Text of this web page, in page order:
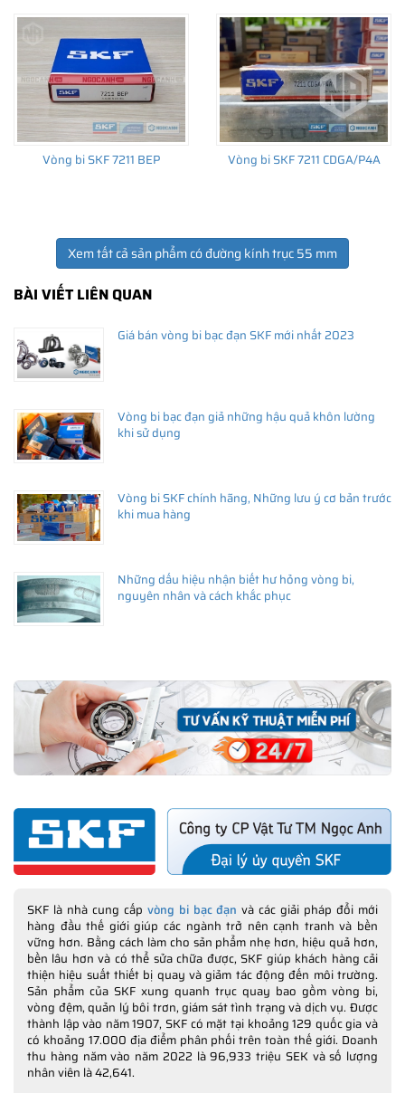
Vòng bi SKF 7211 BEP Vòng bi SKF 7211 CDGA/P4A
Xem tất cả sản phẩm có đường kính trục 55 mm
BÀI VIẾT LIÊN QUAN
Giá bán vòng bi bạc đạn SKF mới nhất 2023
Vòng bi bạc đạn giả những hậu quả khôn lường
khi sử dụng
Vòng bi SKF chính hãng, Những lưu ý cơ bản trước
khi mua hàng
Những dấu hiệu nhận biết hư hỏng vòng bi,
nguyên nhân và cách khắc phục
SKF là nhà cung cấp vòng bi bạc đạn và các giải pháp đổi mới
hàng đầu thế giới giúp các ngành trở nên cạnh tranh và bền
vững hơn. Bằng cách làm cho sản phẩm nhẹ hơn, hiệu quả hơn,
bền lâu hơn và có thể sửa chữa được, SKF giúp khách hàng cải
thiện hiệu suất thiết bị quay và giảm tác động đến môi trường.
Sản phẩm của SKF xung quanh trục quay bao gồm vòng bi,
vòng đệm, quản lý bôi trơn, giám sát tình trạng và dịch vụ. Được
thành lập vào năm 1907, SKF có mặt tại khoảng 129 quốc gia và
có khoảng 17.000 địa điểm phân phối trên toàn thế giới. Doanh
thu hàng năm vào năm 2022 là 96,933 triệu SEK và số lượng
nhân viên là 42,641.